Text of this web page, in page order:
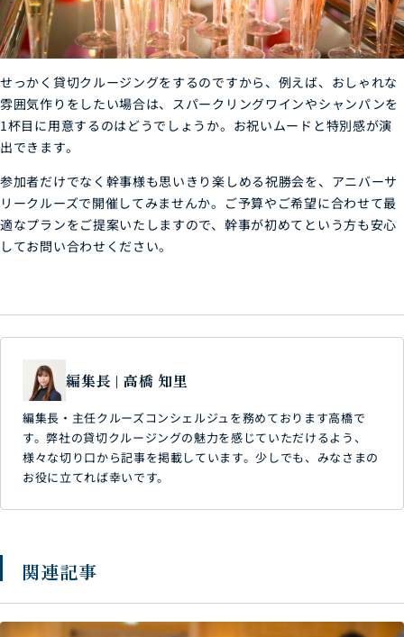
せっかく貸切クルージングをするのですから、例えば、おしゃれな
雰囲気作りをしたい場合は、スパークリングワインやシャンパンを
1杯目に用意するのはどうでしょうか。お祝いムードと特別感が演
出できます。
参加者だけでなく幹事様も思いきり楽しめる祝勝会を、アニバーサ
リークルーズで開催してみませんか。ご予算やご希望に合わせて最
適なプランをご提案いたしますので、幹事が初めてという方も安心
してお問い合わせください。
編集長 | 高橋 知里
編集長・主任クルーズコンシェルジュを務めております高橋で
す。弊社の貸切クルージングの魅力を感じていただけるよう、
様々な切り口から記事を掲載しています。少しでも、みなさまの
お役に立てれば幸いです。
関連記事